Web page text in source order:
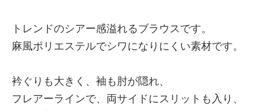
トレンドのシアー感溢れるブラウスです。
麻風ポリエステルでシワになりにくい素材です。
衿ぐりも大きく、袖も肘が隠れ、
フレアーラインで、両サイドにスリットも入り、